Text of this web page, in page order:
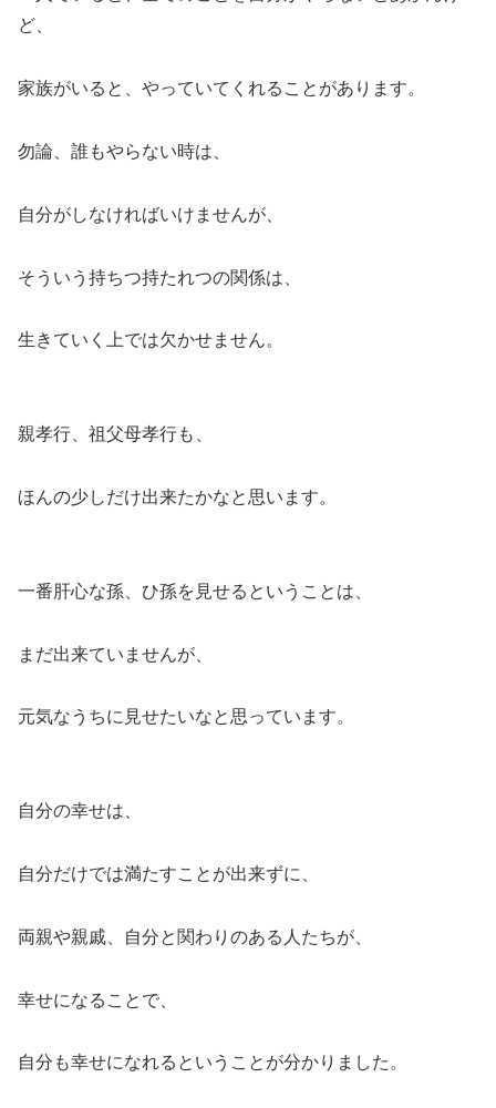
ど、
家族がいると、やっていてくれることがあります。
勿論、誰もやらない時は、
自分がしなければいけませんが、
そういう持ちつ持たれつの関係は、
生きていく上では欠かせません。
親孝行、祖父母孝行も、
ほんの少しだけ出来たかなと思います。
一番肝心な孫、ひ孫を見せるということは、
まだ出来ていませんが、
元気なうちに見せたいなと思っています。
自分の幸せは、
自分だけでは満たすことが出来ずに、
両親や親戚、自分と関わりのある人たちが、
幸せになることで、
自分も幸せになれるということが分かりました。